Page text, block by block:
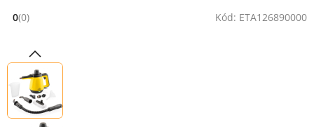
Hodnocení: 0 z 5 (0 recenzí)
0(0) Kód: ETA126890000